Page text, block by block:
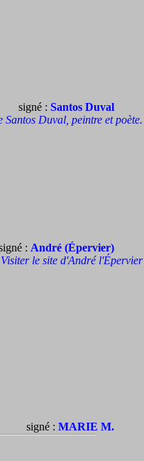
signé : Santos Duval
Santos Duval, peintre et poète.
: André (Épervier)
Visiter le site d'André l'Épervier
signé : MARIE M.